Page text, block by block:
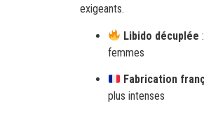
exigeants.
Libido décuplée
femmes
Fabrication
plus intenses